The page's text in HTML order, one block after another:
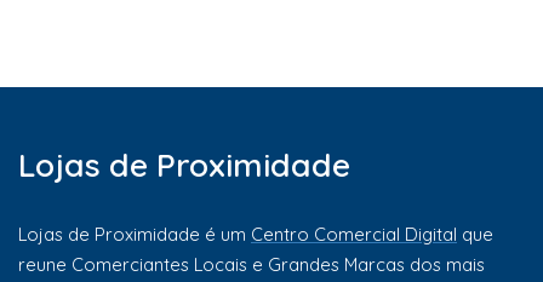
Lojas de Proximidade
Lojas de Proximidade é um Centro Comercial Digital que
reune Comerciantes Locais e Grandes Marcas dos mais